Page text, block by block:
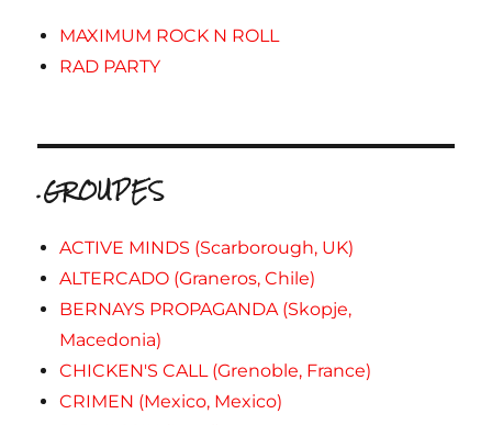
MAXIMUM ROCK N ROLL
RAD PARTY
.GROUPES
ACTIVE MINDS (Scarborough, UK)
ALTERCADO (Graneros, Chile)
BERNAYS PROPAGANDA (Skopje,
Macedonia)
CHICKEN'S CALL (Grenoble, France)
CRIMEN (Mexico, Mexico)